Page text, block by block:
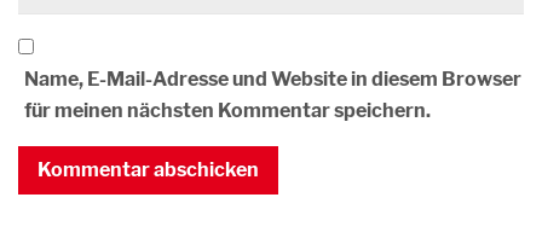
Name, E-Mail-Adresse und Website in diesem Browser
für meinen nächsten Kommentar speichern.